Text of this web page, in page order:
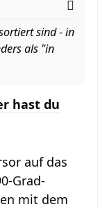
sind - in
als "in
hast du
auf das
Grad-
mit dem